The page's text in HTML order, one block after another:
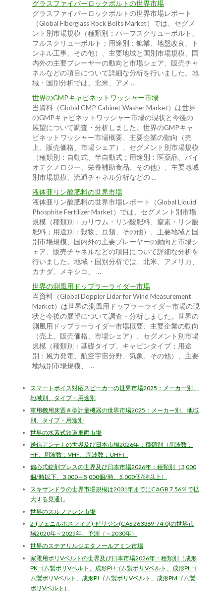
グラスファイバーロックボルトの世界市場
グラスファイバーロックボルトの世界市場レポート
（Global Fiberglass Rock Bolts Market）では、セグメ
ント別市場規模（種類別：ハーフスクリューボルト、
フルスクリューボルト；用途別：鉱業、地盤改良、ト
ンネル工事、その他）、主要地域と国別市場規模、国
内外の主要プレーヤーの動向と市場シェア、販売チャ
ネルなどの項目について詳細な分析を行いました。地
域・国別分析では、北米、アメ …
世界のGMPキャビネットワッシャー市場
当資料（Global GMP Cabinet Washer Market）は世界
のGMPキャビネットワッシャー市場の現状と今後の
展望について調査・分析しました。世界のGMPキャ
ビネットワッシャー市場概要、主要企業の動向（売
上、販売価格、市場シェア）、セグメント別市場規模
（種類別：自動式、半自動式；用途別：医薬品、バイ
オテクノロジー、栄養補助食品、その他）、主要地域
別市場規模、流通チャネル分析などの …
液体亜リン酸肥料の世界市場
液体亜リン酸肥料の世界市場レポート（Global Liquid
Phosphite Fertilizer Market）では、セグメント別市場
規模（種類別：カリウム・リン酸肥料、窒素・リン酸
肥料；用途別：穀物、豆類、その他）、主要地域と国
別市場規模、国内外の主要プレーヤーの動向と市場シ
ェア、販売チャネルなどの項目について詳細な分析を
行いました。地域・国別分析では、北米、アメリカ、
カナダ、メキシコ、 …
世界の測風用ドップラーライダー市場
当資料（Global Doppler Lidar for Wind Measurement
Market）は世界の測風用ドップラーライダー市場の現
状と今後の展望について調査・分析しました。世界の
測風用ドップラーライダー市場概要、主要企業の動向
（売上、販売価格、市場シェア）、セグメント別市場
規模（種類別：基礎タイプ、キャビンタイプ；用途
別：風力発電、航空宇宙分野、気象、その他）、主要
地域別市場規模、 …
スマートボイス対応スピーカーの世界市場2025：メーカー別、
地域別、タイプ・用途別
軍用機用床置き型計量機器の世界市場2025：メーカー別、地域
別、タイプ・用途別
世界の水素式鉄道車両市場
送信アンテナの世界及び日本市場2026年：種類別（周波数：
HF、周波数：VHF、周波数：UHF）
偏心式錠剤プレスの世界及び日本市場2026年：種類別（3,000
個/時以下、3,000～5,000個/時、5,000個/時以上）
スキサンドラの世界市場規模は2031年までにCAGR 7.56％で拡
大する見通し
世界のスルファレン市場
2-(フェニルホスフィノ)-ピリジン(CAS 263369-74-0)の世界市
場2020年～2025年、予測（～2030年）
世界のステアリルジエタノールアミン市場
家電用ポリVベルトの世界及び日本市場2026年：種類別（成形
PKゴム製ポリVベルト、成形PHゴム製ポリVベルト、成形PLゴ
ム製ポリVベルト、成形PJゴム製ポリVベルト、成形PMゴム製
ポリVベルト）